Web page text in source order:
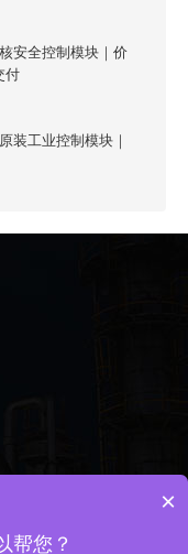
安全控制模块｜价
付
装工业控制模块｜
6楼609
×
帮您？